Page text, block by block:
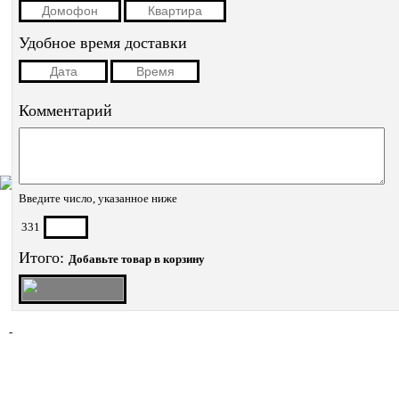
Удобное время доставки
Комментарий
Введите число, указанное ниже
331
Итого: Добавьте товар в корзину
-